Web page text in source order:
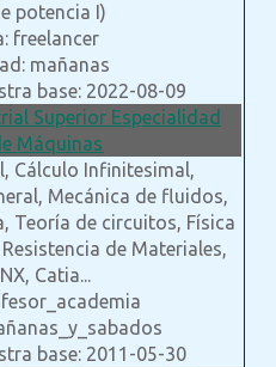
potencia I)
freelancer
mañanas
base: 2022-08-09
Superior Especialidad
Máquinas
Cálculo Infinitesimal,
Mecánica de fluidos,
Teoría de circuitos, Física
de Materiales,
Catia...
base: 2011-05-30